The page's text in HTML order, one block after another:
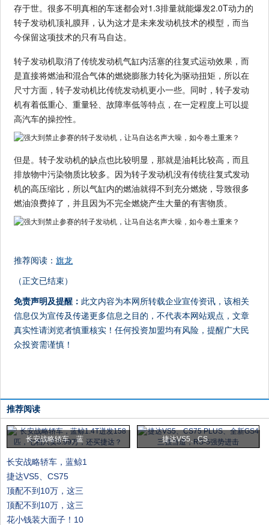
存于世。很多不明真相的车迷都会对1.3排量就能爆发2.0T动力的
转子发动机顶礼膜拜，认为这才是未来发动机技术的模型，而当
今保留这项技术的只有马自达。
转子发动机取消了传统发动机气缸内活塞的往复式运动效果，而
是直接将燃油和混合气体的燃烧膨胀力转化为驱动扭矩，所以在
尺寸方面，转子发动机比传统发动机更小一些。同时，转子发动
机有着低重心、重量轻、故障率低等特点，在一定程度上可以提
高汽车的操控性。
但是。转子发动机的缺点也比较明显，那就是油耗比较高，而且
排放物中污染物质比较多。因为转子发动机没有传统往复式发动
机的高压缩比，所以气缸内的燃油就得不到充分燃烧，导致很多
燃油浪费掉了，并且因为不完全燃烧产生大量的有害物质。
推荐阅读：旗龙
（正文已结束）
免责声明及提醒： 此文内容为本网所转载企业宣传资讯，该相关
信息仅为宣传及传递更多信息之目的，不代表本网站观点，文章
真实性请浏览者慎重核实！任何投资加盟均有风险，提醒广大民
众投资需谨慎！
推荐阅读
长安战略轿车，蓝 捷达VS5、CS
长安战略轿车，蓝鲸1
捷达VS5、CS75
顶配不到10万，这三
顶配不到10万，这三
花小钱装大面子！10